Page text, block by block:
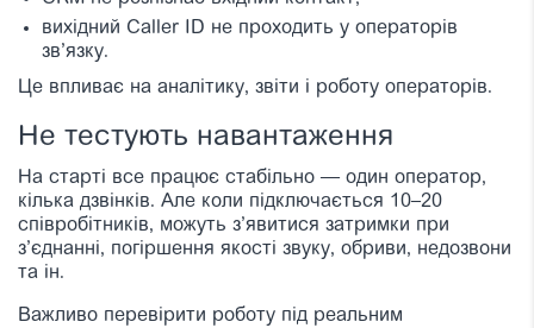
вихідний Caller ID не проходить у операторів
зв’язку.
Це впливає на аналітику, звіти і роботу операторів.
Не тестують навантаження
На старті все працює стабільно — один оператор,
кілька дзвінків. Але коли підключається 10–20
співробітників, можуть з’явитися затримки при
з’єднанні, погіршення якості звуку, обриви, недозвони
та ін.
Важливо перевірити роботу під реальним